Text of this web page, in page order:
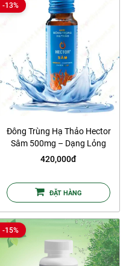
-13%
Đông Trùng Hạ Thảo Hector
Sâm 500mg – Dạng Lỏng
420,000đ
ĐẶT HÀNG
-15%